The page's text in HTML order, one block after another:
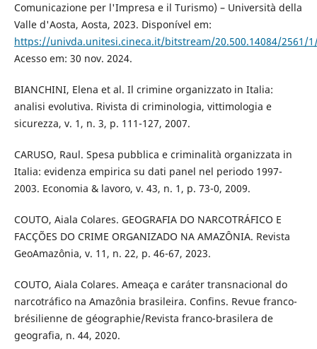
Comunicazione per l'Impresa e il Turismo) – Università della
Valle d'Aosta, Aosta, 2023. Disponível em:
https://univda.unitesi.cineca.it/bitstream/20.500.14084/2561/
Acesso em: 30 nov. 2024.
BIANCHINI, Elena et al. Il crimine organizzato in Italia:
analisi evolutiva. Rivista di criminologia, vittimologia e
sicurezza, v. 1, n. 3, p. 111-127, 2007.
CARUSO, Raul. Spesa pubblica e criminalità organizzata in
Italia: evidenza empirica su dati panel nel periodo 1997-
2003. Economia & lavoro, v. 43, n. 1, p. 73-0, 2009.
COUTO, Aiala Colares. GEOGRAFIA DO NARCOTRÁFICO E
FACÇÕES DO CRIME ORGANIZADO NA AMAZÔNIA. Revista
GeoAmazônia, v. 11, n. 22, p. 46-67, 2023.
COUTO, Aiala Colares. Ameaça e caráter transnacional do
narcotráfico na Amazônia brasileira. Confins. Revue franco-
brésilienne de géographie/Revista franco-brasilera de
geografia, n. 44, 2020.